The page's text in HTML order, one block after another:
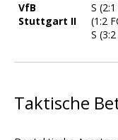
VfB
Stuttgart II
S
(1:2
S
Taktische